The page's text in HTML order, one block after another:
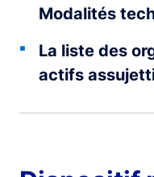
Modalités
La liste des
actifs